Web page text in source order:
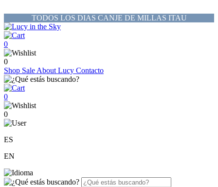
TODOS LOS DIAS CANJE DE MILLAS ITAU
0
0
Shop Sale About Lucy Contacto
0
0
ES
EN